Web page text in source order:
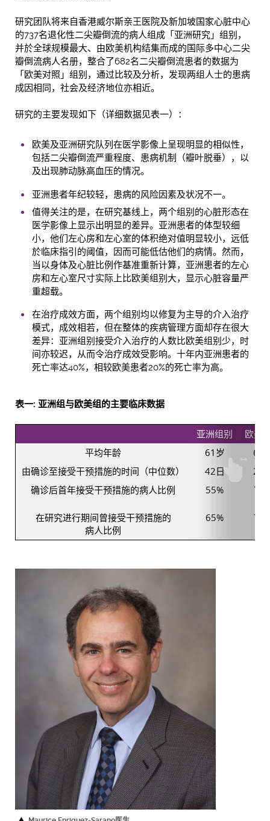
研究团队将来自香港威尔斯亲王医院及新加坡国家心脏中心
的737名退化性二尖瓣倒流的病人组成「亚洲研究」组别，
并於全球规模最大、由欧美机构结集而成的国际多中心二尖
瓣倒流病人名册，整合了682名二尖瓣倒流患者的数据为
「欧美对照」组别，通过比较及分析，发现两组人士的患病
成因相同，社会及经济地位亦相近。
研究的主要发现如下（详细数据见表一）：
欧美及亚洲研究队列在医学影像上呈现明显的相似性，
包括二尖瓣倒流严重程度、患病机制（瓣叶脱垂），以
及出现肺动脉高血压的情况。
亚洲患者年纪较轻，患病的风险因素及状况不一。
值得关注的是，在研究基线上，两个组别的心脏形态在
医学影像上显示出明显的差异。亚洲患者的体型较细
小，他们左心房和左心室的体积绝对值明显较小，远低
於临床指引的阈值，因而可能低估他们的病情。然而，
当以身体及心脏比例作基准重新计算，亚洲患者的左心
房和左心室尺寸实际上比欧美组别大，显示心脏容量严
重超载。
在治疗成效方面，两个组别均以修复为主导的介入治疗
模式，成效相若，但在整体的疾病管理方面却存在很大
差异：亚洲组别接受介入治疗的人数比欧美组别少，时
间亦较迟，从而令治疗成效受影响。十年内亚洲患者的
死亡率达40%，相较欧美患者20%的死亡率为高。
表一: 亚洲组与欧美组的主要临床数据
亚洲组别
欧美
平均年龄
61岁
66
由确诊至接受干预措施的时间（中位数）
42日
24
确诊后首年接受干预措施的病人比例
55%
在研究进行期间曾接受干预措施的
病人比例
65%